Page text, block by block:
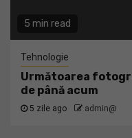
5 min read
Tehnologie
Următoarea
de până acum
5 zile ago admin@